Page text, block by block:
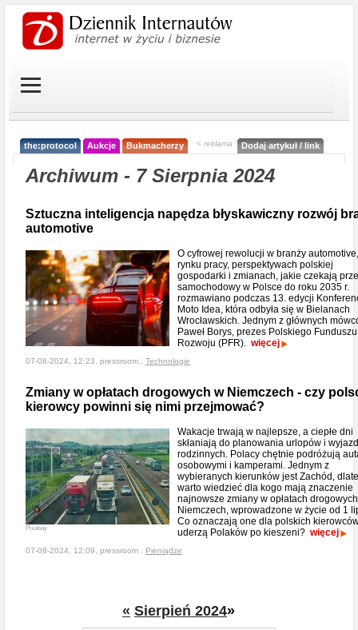
the:protocol Aukcje Bukmacherzy < reklama Dodaj artykuł / link
Archiwum - 7 Sierpnia 2024
Sztuczna inteligencja napędza błyskawiczny rozwój
automotive
O cyfrowej rewolucji w branży automotive,
rynku pracy, perspektywach polskiej
gospodarki i zmianach, jakie czekają
samochodowy w Polsce do roku 2035 r.
rozmawiano podczas 13. edycji
Moto Idea, która odbyła się w Bielanach
Wrocławskich. Jednym z głównych
Paweł Borys, prezes Polskiego Funduszu
Rozwoju (PFR). więcej
07-08-2024, 12:23, pressroom , Technologie
Zmiany w opłatach drogowych w Niemczech - czy
kierowcy powinni się nimi przejmować?
Pixabay
Wakacje trwają w najlepsze, a ciepłe dni
skłaniają do planowania urlopów i
rodzinnych. Polacy chętnie podróżują
osobowymi i kamperami. Jednym z
wybieranych kierunków jest Zachód,
warto wiedzieć dla kogo mają znaczenie
najnowsze zmiany w opłatach
Niemczech, wprowadzone w życie od 1
Co oznaczają one dla polskich
uderzą Polaków po kieszeni? więcej
07-08-2024, 12:09, pressroom , Pieniądze
« Sierpień 2024»